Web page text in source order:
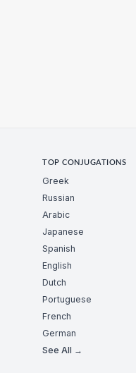
TOP CONJUGATIONS
Greek
Russian
Arabic
Japanese
Spanish
English
Dutch
Portuguese
French
German
See All →